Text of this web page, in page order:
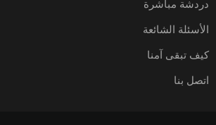
دردشة مباشرة
الأسئلة الشائعة
كيف تبقى آمنا
اتصل بنا